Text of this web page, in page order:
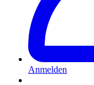
Anmelden